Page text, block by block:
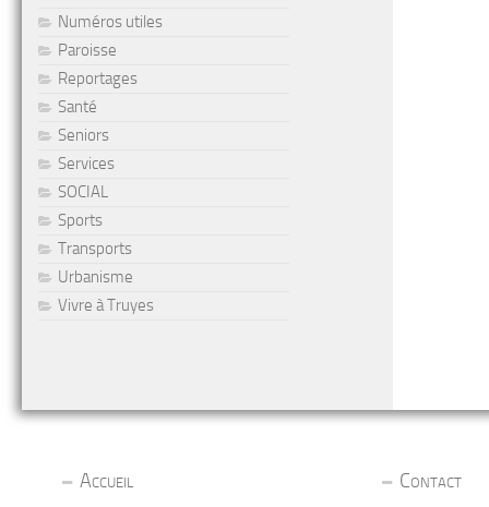
Numéros utiles
Paroisse
Reportages
Santé
Seniors
Services
SOCIAL
Sports
Transports
Urbanisme
Vivre à Truyes
Accueil
Contact